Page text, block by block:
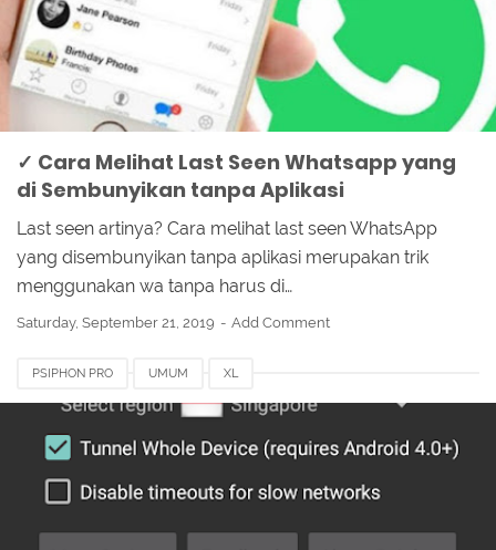
✓ Cara Melihat Last Seen Whatsapp yang
di Sembunyikan tanpa Aplikasi
Last seen artinya? Cara melihat last seen WhatsApp
yang disembunyikan tanpa aplikasi merupakan trik
menggunakan wa tanpa harus di…
Saturday, September 21, 2019 Add Comment
PSIPHON PRO UMUM XL